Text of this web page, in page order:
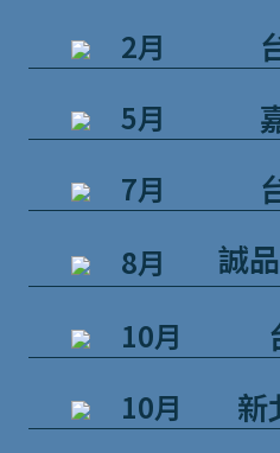
2月
5月
7月
8月 誠
10月
10月 新